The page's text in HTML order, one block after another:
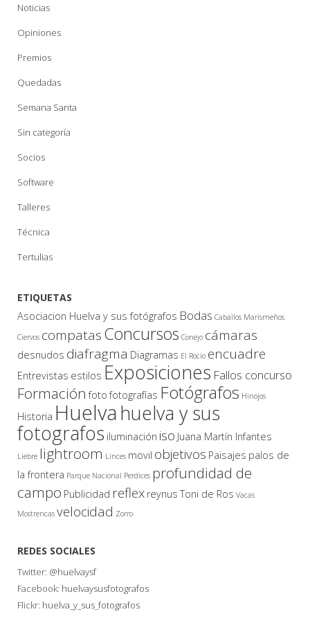
Noticias
Opiniones
Premios
Quedadas
Semana Santa
Sin categoría
Socios
Software
Talleres
Técnica
Tertulias
ETIQUETAS
Asociacion Huelva y sus fotógrafos Bodas Caballos Marismeños
Ciervos compatasConcursos Conejo cámaras
desnudos diafragma Diagramas El Rocio encuadre
Entrevistas estilos Exposiciones Fallos concurso
Formación foto fotografías Fotógrafos Hinojos
Historia Huelvahuelva y sus
fotografos iluminación iso Juana Martín Infantes
Liebre lightroom Linces movil objetivos Paisajes palos de
la frontera Parque Nacional Perdices profundidad de
campo Publicidad reflex reynus Toni de Ros Vacas
Mostrencas velocidad Zorro
REDES SOCIALES
Twitter: @huelvaysf
Facebook: huelvaysusfotografos
Flickr: huelva_y_sus_fotografos